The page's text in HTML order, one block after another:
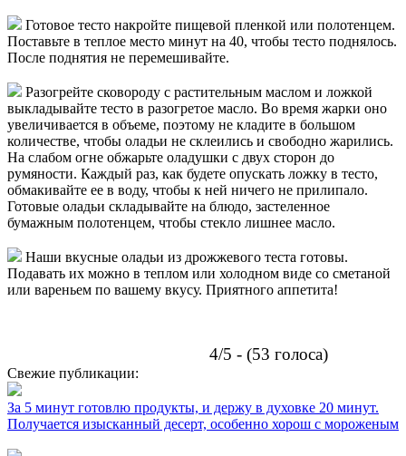
Готовое тесто накройте пищевой пленкой или полотенцем.
Поставьте в теплое место минут на 40, чтобы тесто поднялось.
После поднятия не перемешивайте.
Разогрейте сковороду с растительным маслом и ложкой
выкладывайте тесто в разогретое масло. Во время жарки оно
увеличивается в объеме, поэтому не кладите в большом
количестве, чтобы оладьи не склеились и свободно жарились.
На слабом огне обжарьте оладушки с двух сторон до
румяности. Каждый раз, как будете опускать ложку в тесто,
обмакивайте ее в воду, чтобы к ней ничего не прилипало.
Готовые оладьи складывайте на блюдо, застеленное
бумажным полотенцем, чтобы стекло лишнее масло.
Наши вкусные оладьи из дрожжевого теста готовы.
Подавать их можно в теплом или холодном виде со сметаной
или вареньем по вашему вкусу. Приятного аппетита!
4/5 - (53 голоса)
Свежие публикации:
За 5 минут готовлю продукты, и держу в духовке 20 минут.
Получается изысканный десерт, особенно хорош с мороженым